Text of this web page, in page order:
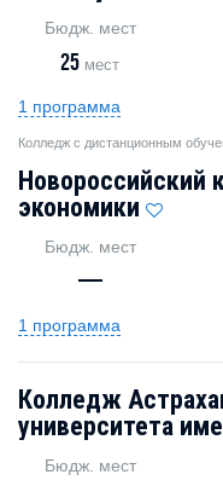
Бюдж. мест
25 мест
1 программа
Колледж с дистанционным
Новороссийский
экономики
Бюдж. мест
—
1 программа
Колледж
университета
Бюдж. мест